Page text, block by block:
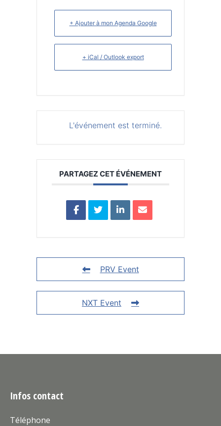
+ Ajouter à mon Agenda Google
+ iCal / Outlook export
L'événement est terminé.
PARTAGEZ CET ÉVÉNEMENT
PRV Event
NXT Event
Infos contact
Téléphone